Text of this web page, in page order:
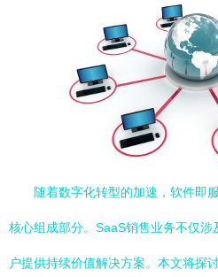
随着数字化转型的加速，软件即
核心组成部分。SaaS销售业务不仅
户提供持续价值解决方案。本文将探